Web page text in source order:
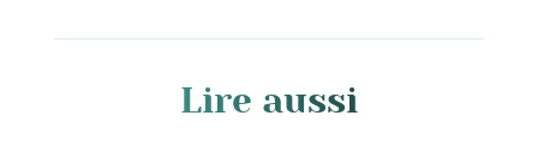
Lire aussi